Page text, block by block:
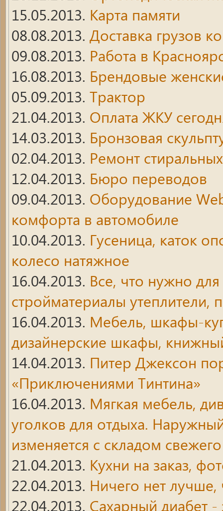
15.05.2013. Карта памяти
08.08.2013. Доставка грузов
09.08.2013. Работа в
16.08.2013. Брендовые
05.09.2013. Трактор
21.04.2013. Оплата ЖКУ
14.03.2013. Бронзовая
02.04.2013. Ремонт
12.04.2013. Бюро переводов
09.04.2013. Оборудование
комфорта в автомобиле
10.04.2013. Гусеница, каток
колесо натяжное
16.04.2013. Все, что нужно
стройматериалы утеплители,
16.04.2013. Мебель, шкафы-
дизайнерские шкафы,
14.04.2013. Питер Джексон
«Приключениями Тинтина»
16.04.2013. Мягкая мебель,
уголков для отдыха.
изменяется с складом
21.04.2013. Кухни на заказ,
22.04.2013. Ничего нет
22.04.2013. Сахарный диабет